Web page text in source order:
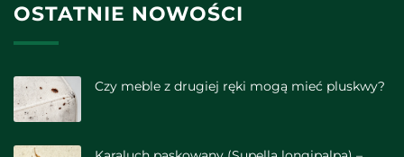
OSTATNIE NOWOŚCI
Czy meble z drugiej ręki mogą mieć pluskwy?